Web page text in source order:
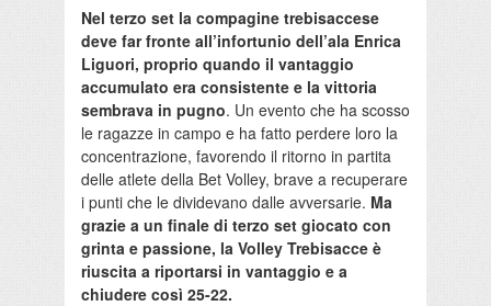
Nel terzo set la compagine trebisaccese
deve far fronte all’infortunio dell’ala Enrica
Liguori, proprio quando il vantaggio
accumulato era consistente e la vittoria
sembrava in pugno. Un evento che ha scosso
le ragazze in campo e ha fatto perdere loro la
concentrazione, favorendo il ritorno in partita
delle atlete della Bet Volley, brave a recuperare
i punti che le dividevano dalle avversarie. Ma
grazie a un finale di terzo set giocato con
grinta e passione, la Volley Trebisacce è
riuscita a riportarsi in vantaggio e a
chiudere così 25-22.